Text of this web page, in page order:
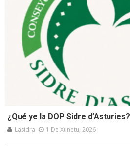
¿Qué ye la DOP Sidre d’Asturies?
Lasidra 1 De Xunetu, 2026